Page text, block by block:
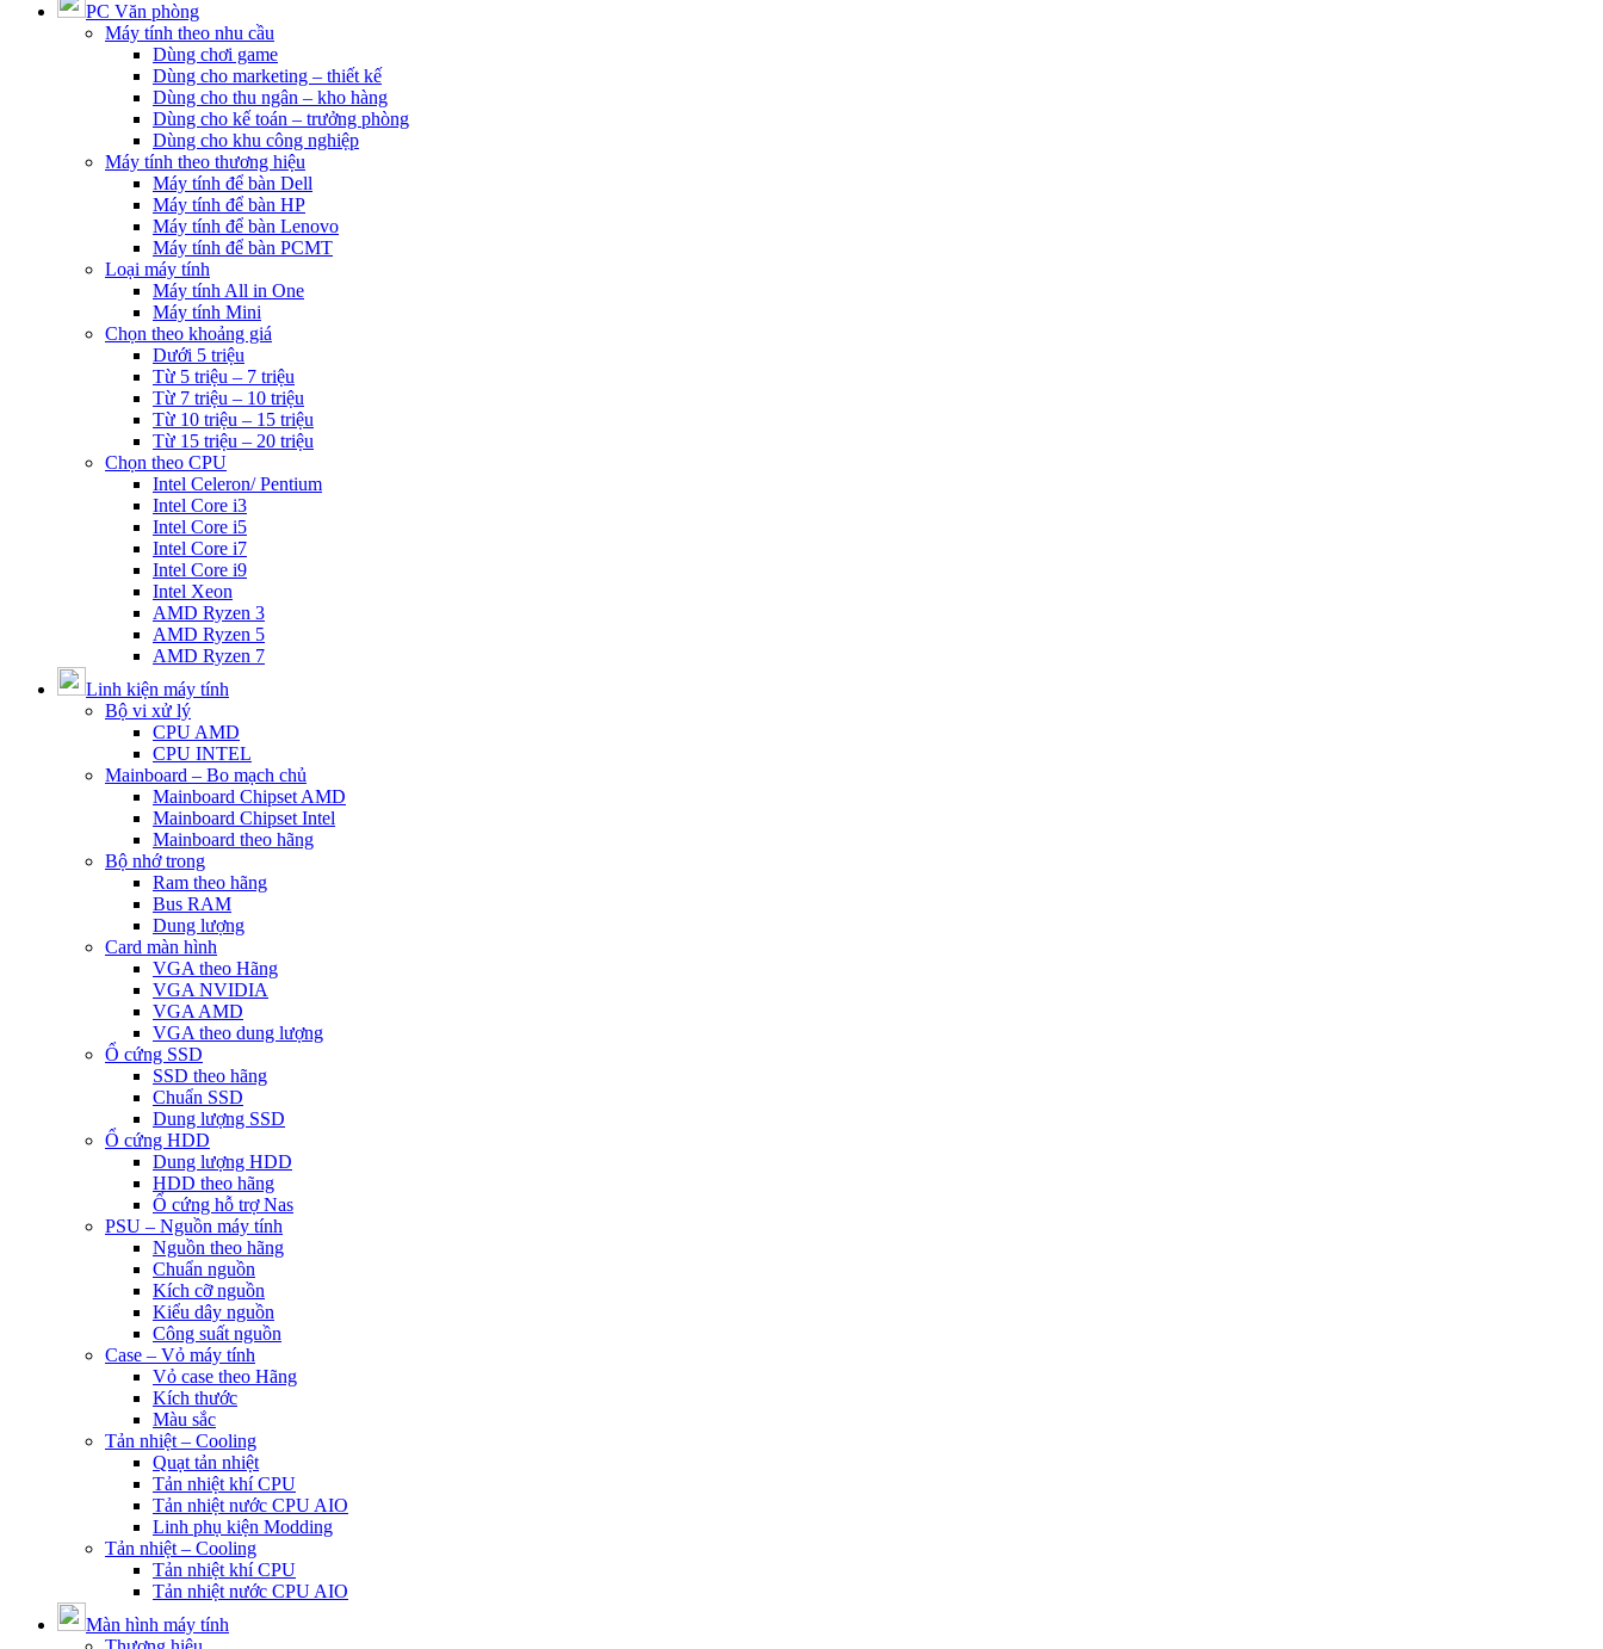
PC Văn phòng
Máy tính theo nhu cầu
Dùng chơi game
Dùng cho marketing – thiết kế
Dùng cho thu ngân – kho hàng
Dùng cho kế toán – trưởng phòng
Dùng cho khu công nghiệp
Máy tính theo thương hiệu
Máy tính để bàn Dell
Máy tính để bàn HP
Máy tính để bàn Lenovo
Máy tính để bàn PCMT
Loại máy tính
Máy tính All in One
Máy tính Mini
Chọn theo khoảng giá
Dưới 5 triệu
Từ 5 triệu – 7 triệu
Từ 7 triệu – 10 triệu
Từ 10 triệu – 15 triệu
Từ 15 triệu – 20 triệu
Chọn theo CPU
Intel Celeron/ Pentium
Intel Core i3
Intel Core i5
Intel Core i7
Intel Core i9
Intel Xeon
AMD Ryzen 3
AMD Ryzen 5
AMD Ryzen 7
Linh kiện máy tính
Bộ vi xử lý
CPU AMD
CPU INTEL
Mainboard – Bo mạch chủ
Mainboard Chipset AMD
Mainboard Chipset Intel
Mainboard theo hãng
Bộ nhớ trong
Ram theo hãng
Bus RAM
Dung lượng
Card màn hình
VGA theo Hãng
VGA NVIDIA
VGA AMD
VGA theo dung lượng
Ổ cứng SSD
SSD theo hãng
Chuẩn SSD
Dung lượng SSD
Ổ cứng HDD
Dung lượng HDD
HDD theo hãng
Ổ cứng hỗ trợ Nas
PSU – Nguồn máy tính
Nguồn theo hãng
Chuẩn nguồn
Kích cỡ nguồn
Kiểu dây nguồn
Công suất nguồn
Case – Vỏ máy tính
Vỏ case theo Hãng
Kích thước
Màu sắc
Tản nhiệt – Cooling
Quạt tản nhiệt
Tản nhiệt khí CPU
Tản nhiệt nước CPU AIO
Linh phụ kiện Modding
Tản nhiệt – Cooling
Tản nhiệt khí CPU
Tản nhiệt nước CPU AIO
Màn hình máy tính